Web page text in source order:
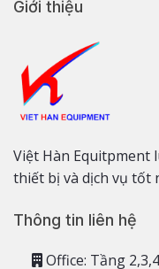
Giới thiệu
Việt Hàn Equitpment
thiết bị và dịch vụ tốt
Thông tin liên hệ
Office: Tầng